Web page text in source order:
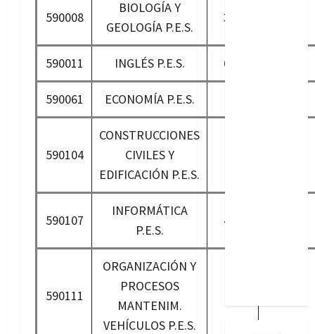
590008
BIOLOGÍA Y
GEOLOGÍA P.E.S.
379
590011 INGLÉS P.E.S. 600
590061 ECONOMÍA P.E.S.
590104
CONSTRUCCIONES
CIVILES Y
EDIFICACIÓN P.E.S.
590107
INFORMÁTICA
P.E.S.
428
590111
ORGANIZACIÓN Y
PROCESOS
MANTENIM.
VEHÍCULOS P.E.S.